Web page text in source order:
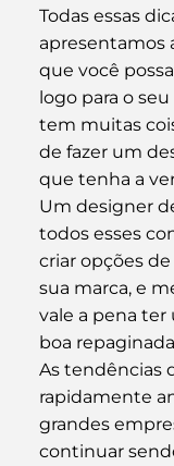
Todas essas
apresentamos
que você
logo para o
tem muitas
de fazer um
que tenha a
Um designer
todos esses
criar opções
sua marca, e
vale a pena
boa
As tendências
rapidamente
grandes
continuar